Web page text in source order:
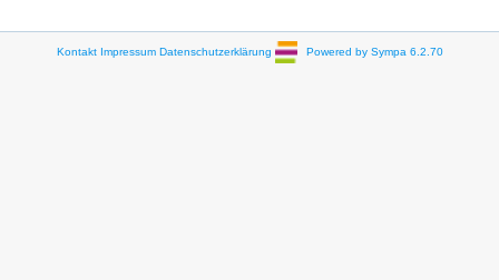
Kontakt Impressum Datenschutzerklärung Powered by Sympa 6.2.70